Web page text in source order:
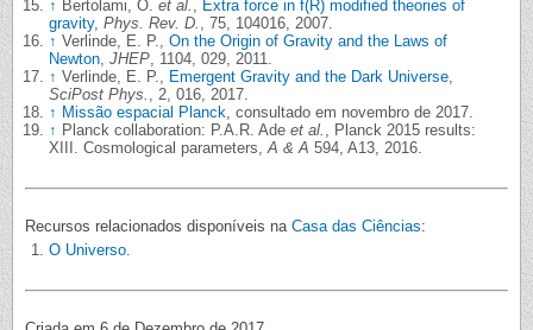
↑ Bertolami, O. et al.
Extra force in f(R) modified theories of
gravity, Phys. Rev. D.
, 75, 104016, 2007.
↑ Verlinde, E. P., On the Origin of Gravity and the Laws of
Newton JHEP , 1104, 029, 2011.
↑ Verlinde, E. P., Emergent Gravity and the Dark Universe
SciPost Phys.
, 2, 016, 2017.
↑ Missão espacial Planck , consultado em novembro de 2017.
↑ Planck collaboration: P.A.R. Ade et al.
, Planck 2015 results:
XIII. Cosmological parameters, A & A 594, A13, 2016.
Recursos relacionados disponíveis na Casa das Ciências:
O Universo